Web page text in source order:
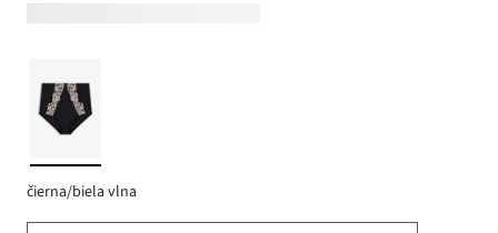
čierna/biela vlna